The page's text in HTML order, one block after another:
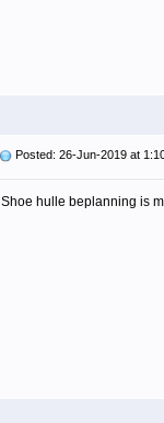
Posted: 26-Jun-2019 at
Shoe hulle beplanning is